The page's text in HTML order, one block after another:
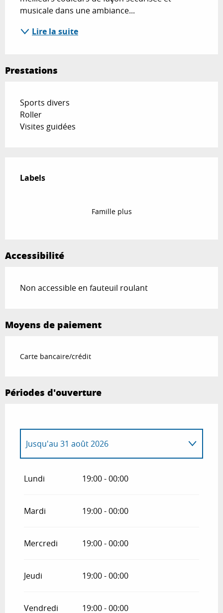
musicale dans une ambiance...
Lire la suite
Prestations
Sports divers
Roller
Visites guidées
Labels
Labels
Famille plus
Accessibilité
Non accessible en fauteuil roulant
Moyens de paiement
Carte bancaire/crédit
Périodes d'ouverture
Jusqu'au 31 août 2026
Lundi 19:00 - 00:00
Mardi 19:00 - 00:00
Mercredi 19:00 - 00:00
Jeudi 19:00 - 00:00
Vendredi 19:00 - 00:00